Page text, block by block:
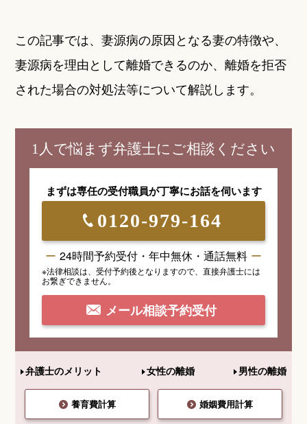
この記事では、妻源病の原因となる妻の特徴や、
妻源病を理由として離婚できるのか、離婚を拒否
された場合の対処法等について解説します。
1人で悩まず弁護士にご相談ください
まずは専任の受付職員が丁寧にお話を伺います
0120-979-164
24時間予約受付・年中無休・通話無料
※法律相談は、受付予約後となりますので、 直接弁護士には
お繋ぎできません。
メール相談予約受付
弁護士のメリット 女性の離婚 男性の離婚
養育費計算 婚姻費用計算